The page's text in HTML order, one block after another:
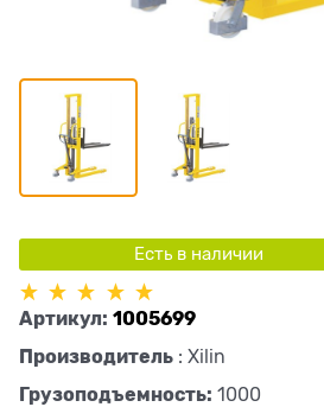
Есть в наличии
Артикул: 1005699
Производитель : Xilin
Грузоподъемность: 1000